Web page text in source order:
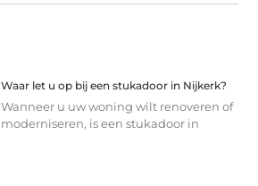
Waar let u op bij een stukadoor in Nijkerk?
Wanneer u uw woning wilt renoveren of
moderniseren, is een stukadoor in